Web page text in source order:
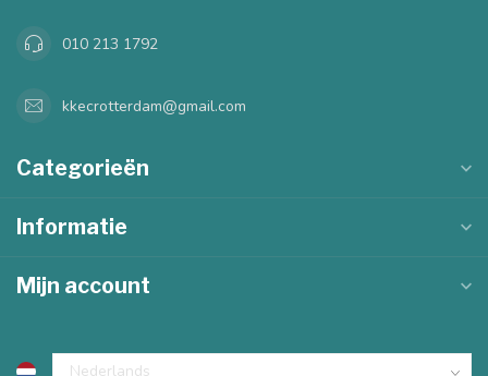
010 213 1792
kkecrotterdam@gmail.com
Categorieën
Informatie
Mijn account